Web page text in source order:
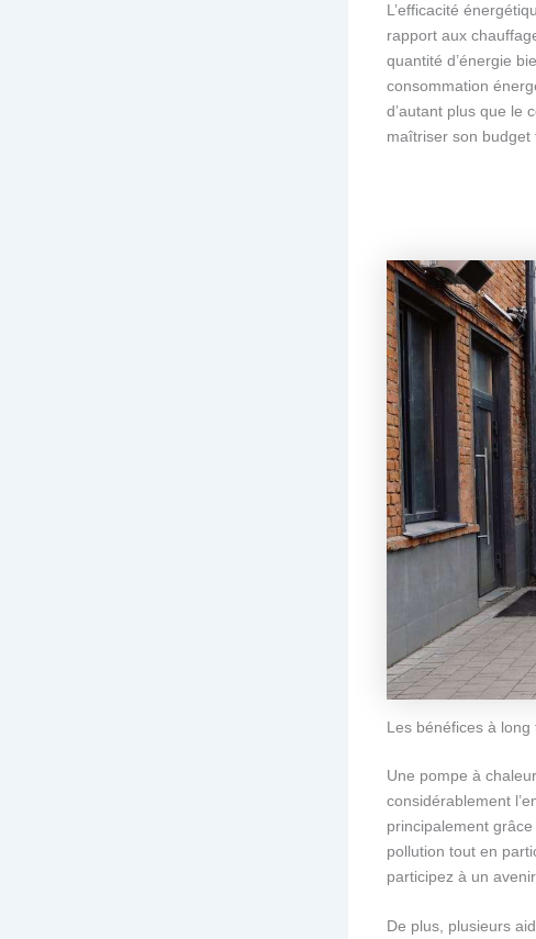
L’efficacité
rapport aux
quantité d’énergie
consommation
d’autant plus que le
maîtriser son
Les bénéfices à long
Une pompe à
considérablement
principalement
pollution tout en
participez à un
De plus, plusieurs